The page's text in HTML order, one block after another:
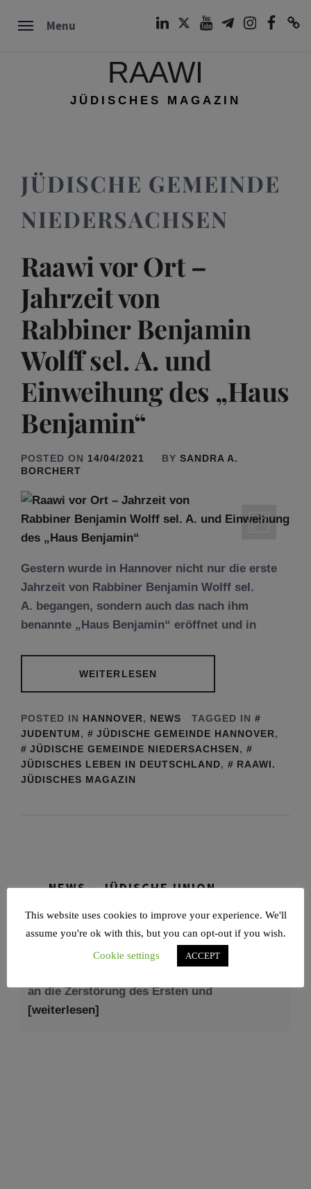
Menu
RAAWI
JÜDISCHES MAGAZIN
JÜDISCHE GEMEINDE
NIEDERSACHSEN
Raawi vor Ort –
Jahrzeit von
Rabbiner Benjamin
Wolff sel. A. und
Einweihung des „Haus
Benjamin“
POSTED ON 14/04/2021 BY SANDRA A.
BORCHERT
Gestern wurde in Hannover nicht nur die erste
Jahrzeit von Rabbiner Benjamin Wolff sel.
A. begangen, sondern auch das nach ihm
benannte „Haus Benjamin“ eröffnet und in
WEITERLESEN
POSTED IN HANNOVER, NEWS
TAGGED IN
JUDENTUM, JÜDISCHE GEMEINDE HANNOVER,
JÜDISCHE GEMEINDE NIEDERSACHSEN,
JÜDISCHES LEBEN IN DEUTSCHLAND,
RAAWI.
JÜDISCHES MAGAZIN
NEWS – JÜDISCHE UNION
Am 9. Aw, an Tisch’a beAw, erinnern wir uns
[weiterlesen]
This website uses cookies to improve your experience. We'll
assume you're ok with this, but you can opt-out if you wish.
Cookie settings
ACCEPT